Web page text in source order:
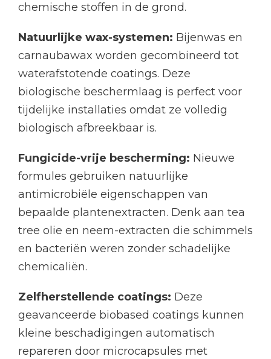
chemische stoffen in de grond.
Natuurlijke wax-systemen: Bijenwas en
carnaubawax worden gecombineerd tot
waterafstotende coatings. Deze
biologische beschermlaag is perfect voor
tijdelijke installaties omdat ze volledig
biologisch afbreekbaar is.
Fungicide-vrije bescherming: Nieuwe
formules gebruiken natuurlijke
antimicrobiële eigenschappen van
bepaalde plantenextracten. Denk aan tea
tree olie en neem-extracten die schimmels
en bacteriën weren zonder schadelijke
chemicaliën.
Zelfherstellende coatings: Deze
geavanceerde biobased coatings kunnen
kleine beschadigingen automatisch
repareren door microcapsules met